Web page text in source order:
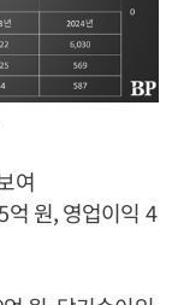
여
원, 영업이익 4